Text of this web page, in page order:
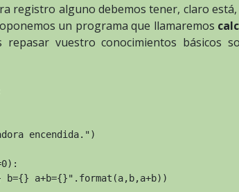
registro alguno debemos tener, claro
un programa que llamaremos
repasar vuestro conocimientos básicos
encendida.")
b={} a+b={}".format(a,b,a+b))